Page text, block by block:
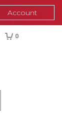
Account
0